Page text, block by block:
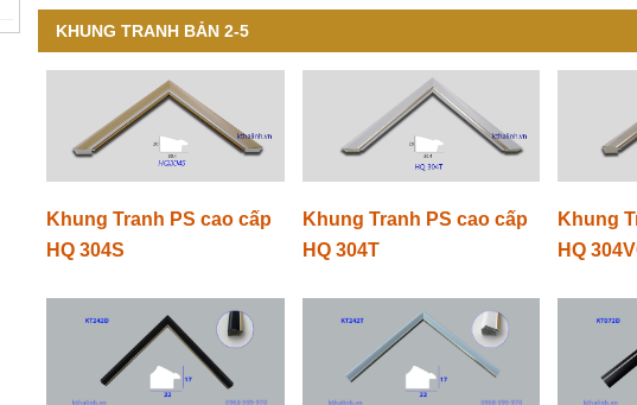
KHUNG TRANH BẢN 2-5
Khung Tranh PS cao cấp
HQ 304S
Khung Tranh PS cao cấp
HQ 304T
Khung
HQ